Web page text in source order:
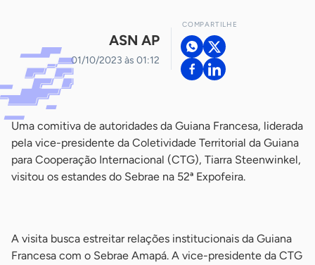
ASN AP
01/10/2023 às 01:12
COMPARTILHE
Uma comitiva de autoridades da Guiana Francesa, liderada
pela vice-presidente da Coletividade Territorial da Guiana
para Cooperação Internacional (CTG), Tiarra Steenwinkel,
visitou os estandes do Sebrae na 52ª Expofeira.
A visita busca estreitar relações institucionais da Guiana
Francesa com o Sebrae Amapá. A vice-presidente da CTG